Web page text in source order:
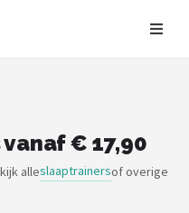
€ 17,90
alleslaaptrainersof overige